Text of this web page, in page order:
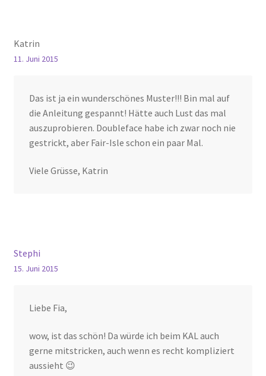
Katrin
11. Juni 2015
Das ist ja ein wunderschönes Muster!!! Bin mal auf
die Anleitung gespannt! Hätte auch Lust das mal
auszuprobieren. Doubleface habe ich zwar noch nie
gestrickt, aber Fair-Isle schon ein paar Mal.
Viele Grüsse, Katrin
Stephi
15. Juni 2015
Liebe Fia,
wow, ist das schön! Da würde ich beim KAL auch
gerne mitstricken, auch wenn es recht kompliziert
aussieht 😉